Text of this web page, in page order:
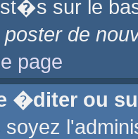
sur le
de
page
�diter ou
soyez